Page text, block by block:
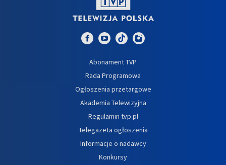
Abonament TVP
Rada Programowa
Ogłoszenia przetargowe
Akademia Telewizyjna
Regulamin tvp.pl
Telegazeta ogłoszenia
Informacje o nadawcy
Konkursy